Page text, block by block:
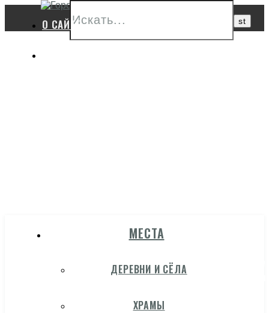
О САЙТЕ
ГЖАТСК
МЕСТА
ДЕРЕВНИ И СЁЛА
ХРАМЫ